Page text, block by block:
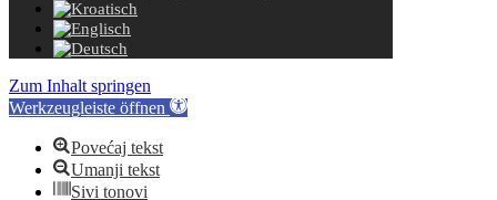
Zum Inhalt springen
Werkzeugleiste öffnen
Povećaj tekst
Umanji tekst
Sivi tonovi